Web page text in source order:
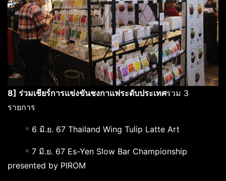
8] ร่วมเชียร์การแข่งขันชงกาแฟระดับประเทศรวม 3
รายการ
6 มิ.ย. 67 Thailand Wing Tulip Latte Art
7 มิ.ย. 67 Es-Yen Slow Bar Championship
presented by PIROM